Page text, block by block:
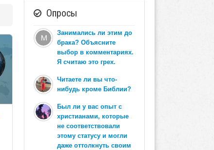
Опросы
Занимались ли этим до
брака? Объясните
выбор в комментариях.
Я считаю это грех.
Читаете ли вы что-
нибудь кроме Библии?
Был ли у вас опыт с
христианами, которые
не соответствовали
этому статусу и могли
даже оттолкнуть своим